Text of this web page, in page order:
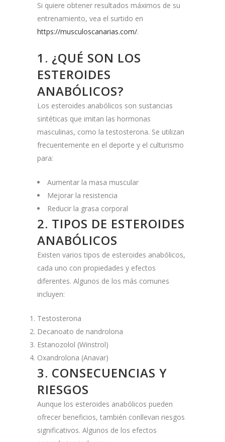
Si quiere obtener resultados máximos de su
entrenamiento, vea el surtido en
https://musculoscanarias.com/.
1. ¿QUÉ SON LOS
ESTEROIDES
ANABÓLICOS?
Los esteroides anabólicos son sustancias
sintéticas que imitan las hormonas
masculinas, como la testosterona. Se utilizan
frecuentemente en el deporte y el culturismo
para:
Aumentar la masa muscular
Mejorar la resistencia
Reducir la grasa corporal
2. TIPOS DE ESTEROIDES
ANABÓLICOS
Existen varios tipos de esteroides anabólicos,
cada uno con propiedades y efectos
diferentes. Algunos de los más comunes
incluyen:
Testosterona
Decanoato de nandrolona
Estanozolol (Winstrol)
Oxandrolona (Anavar)
3. CONSECUENCIAS Y
RIESGOS
Aunque los esteroides anabólicos pueden
ofrecer beneficios, también conllevan riesgos
significativos. Algunos de los efectos